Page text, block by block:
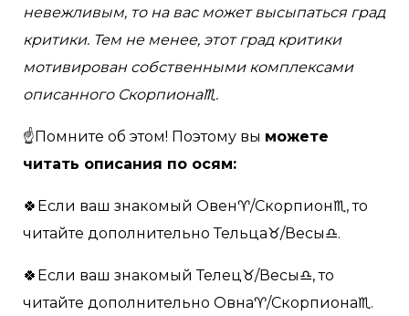
невежливым, то на вас может высыпаться град
критики. Тем не менее, этот град критики
мотивирован собственными комплексами
описанного Скорпиона♏️.
☝️Помните об этом! Поэтому вы можете
читать описания по осям:
🍀Если ваш знакомый Овен♈️/Скорпион♏️, то
читайте дополнительно Тельца♉️/Весы♎️.
🍀Если ваш знакомый Телец♉️/Весы♎️, то
читайте дополнительно Овна♈️/Скорпиона♏️.